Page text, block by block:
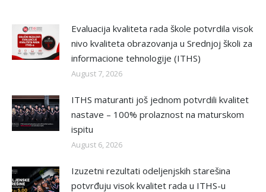
Evaluacija kvaliteta rada škole potvrdila visok
nivo kvaliteta obrazovanja u Srednjoj školi za
informacione tehnologije (ITHS)
August 7, 2026
ITHS maturanti još jednom potvrdili kvalitet
nastave – 100% prolaznost na maturskom
ispitu
August 6, 2026
Izuzetni rezultati odeljenjskih starešina
potvrđuju visok kvalitet rada u ITHS-u